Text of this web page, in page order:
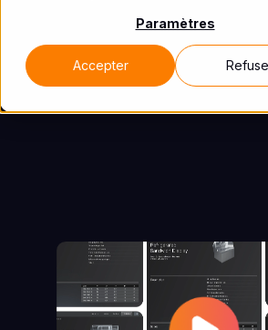
Paramètres
Accepter